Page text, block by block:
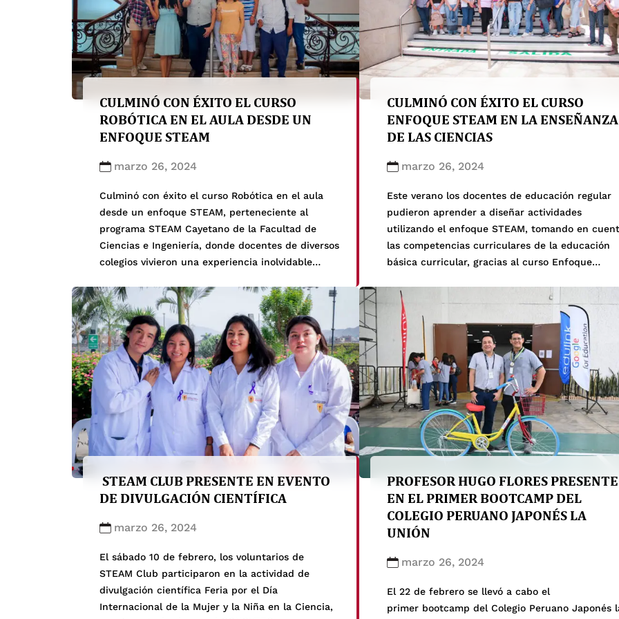
CULMINÓ CON ÉXITO EL CURSO
ROBÓTICA EN EL AULA DESDE UN
ENFOQUE STEAM
marzo 26, 2024
Culminó con éxito el curso Robótica en el aula
desde un enfoque STEAM, perteneciente al
programa STEAM Cayetano de la Facultad de
Ciencias e Ingeniería, donde docentes de diversos
colegios vivieron una experiencia inolvidable
aplicaciones. Como parte de las clases y talleres,
los profesores Hugo Flores, Hugo Vizcarra y Peter
[…]
CULMINÓ CON ÉXITO EL CURSO
ENFOQUE STEAM EN LA ENSEÑANZA
DE LAS CIENCIAS
marzo 26, 2024
Este verano los docentes de educación regular
pudieron aprender a diseñar actividades
utilizando el enfoque STEAM, tomando en
las competencias curriculares de la educación
básica curricular, gracias al curso Enfoque
perteneciente al programa STEAM Cayetano de
Facultad de Ciencias e Ingeniería. Aprendiendo
de docentes e investigadores […]
STEAM CLUB PRESENTE EN EVENTO
DE DIVULGACIÓN CIENTÍFICA
marzo 26, 2024
El sábado 10 de febrero, los voluntarios de
STEAM Club participaron en la actividad de
divulgación científica Feria por el Día
Internacional de la Mujer y la Niña en la Ciencia,
PROFESOR HUGO FLORES PRESENTE
EN EL PRIMER BOOTCAMP DEL
COLEGIO PERUANO JAPONÉS LA
UNIÓN
marzo 26, 2024
El 22 de febrero se llevó a cabo el
primer bootcamp del Colegio Peruano Japonés